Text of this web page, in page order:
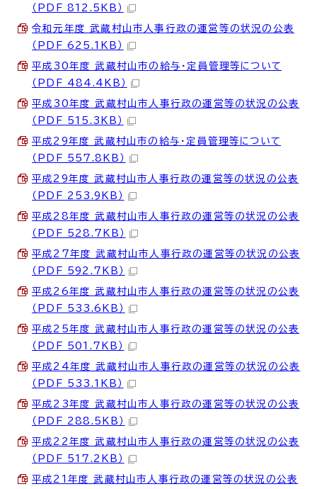
（PDF 812.5KB）
令和元年度 武蔵村山市人事行政の運営等の状況の公表
（PDF 625.1KB）
平成30年度 武蔵村山市の給与・定員管理等について
（PDF 484.4KB）
平成30年度 武蔵村山市人事行政の運営等の状況の公表
（PDF 515.3KB）
平成29年度 武蔵村山市の給与・定員管理等について
（PDF 557.8KB）
平成29年度 武蔵村山市人事行政の運営等の状況の公表
（PDF 253.9KB）
平成28年度 武蔵村山市人事行政の運営等の状況の公表
（PDF 528.7KB）
平成27年度 武蔵村山市人事行政の運営等の状況の公表
（PDF 592.7KB）
平成26年度 武蔵村山市人事行政の運営等の状況の公表
（PDF 533.6KB）
平成25年度 武蔵村山市人事行政の運営等の状況の公表
（PDF 501.7KB）
平成24年度 武蔵村山市人事行政の運営等の状況の公表
（PDF 533.1KB）
平成23年度 武蔵村山市人事行政の運営等の状況の公表
（PDF 288.5KB）
平成22年度 武蔵村山市人事行政の運営等の状況の公表
（PDF 517.2KB）
平成21年度 武蔵村山市人事行政の運営等の状況の公表